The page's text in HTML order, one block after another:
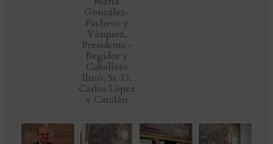
González-
Pacheco y
Vázquez,
Presidente-
Regidor y
Caballero
Ilmo. Sr. D.
Carlos López
y Catalán